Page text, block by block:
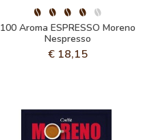
100 Aroma ESPRESSO Moreno
Nespresso
€ 18,15